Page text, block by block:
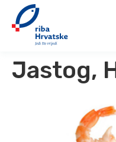
Jastog,